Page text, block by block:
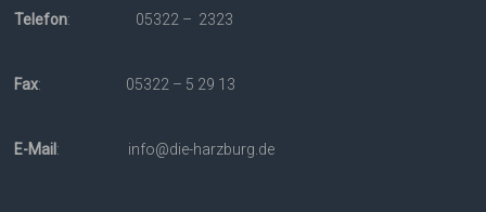
Telefon: 05322 – 2323
Fax: 05322 – 5 29 13
E-Mail: info@die-harzburg.de